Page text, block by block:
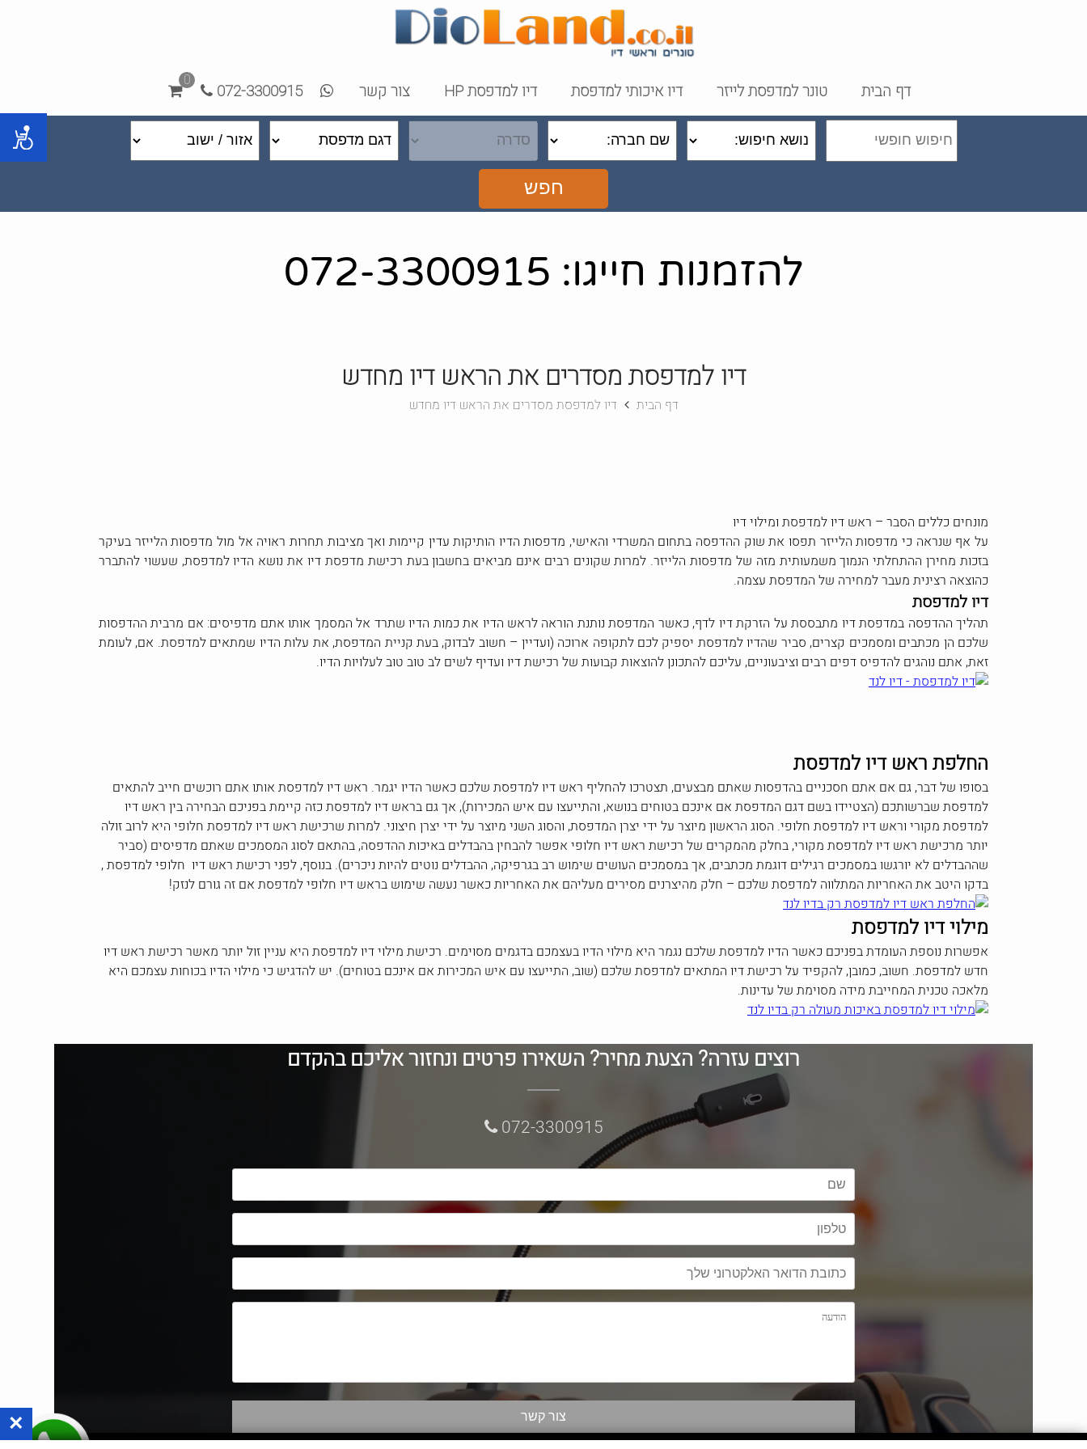
דף הבית טונר למדפסת לייזר דיו איכותי למדפסת דיו למדפסת HP צור קשר 072-3300915
0
חפש
להזמנות חייגו: 072-3300915
דיו למדפסת מסדרים את הראש דיו מחדש
דף הבית דיו למדפסת מסדרים את הראש דיו מחדש
מונחים כללים הסבר – ראש דיו למדפסת ומילוי דיו
על אף שנראה כי מדפסות הלייזר תפסו את שוק ההדפסה בתחום המשרדי והאישי, מדפסות הדיו הותיקות עדין קיימות ואך מציבות תחרות ראויה אל מול מדפסות הלייזר בעיקר
בזכות מחירן ההתחלתי הנמוך משמעותית מזה של מדפסות הלייזר. למרות שקונים רבים אינם מביאים בחשבון בעת רכישת מדפסת דיו את נושא הדיו למדפסת, שעשוי להתברר
כהוצאה רצינית מעבר למחירה של המדפסת עצמה.
דיו למדפסת
תהליך ההדפסה במדפסת דיו מתבססת על הזרקת דיו לדף, כאשר המדפסת נותנת הוראה לראש הדיו את כמות הדיו שתרד אל המסמך אותו אתם מדפיסים: אם מרבית ההדפסות
שלכם הן מכתבים ומסמכים קצרים, סביר שהדיו למדפסת יספיק לכם לתקופה ארוכה (ועדיין – חשוב לבדוק, בעת קניית המדפסת, את עלות הדיו שמתאים למדפסת. אם, לעומת
זאת, אתם נוהגים להדפיס דפים רבים וציבעוניים, עליכם להתכונן להוצאות קבועות של רכישת דיו ועדיף לשים לב טוב טוב לעלויות הדיו.
החלפת ראש דיו למדפסת
בסופו של דבר, גם אם אתם חסכניים בהדפסות שאתם מבצעים, תצטרכו להחליף ראש דיו למדפסת שלכם כאשר הדיו יגמר. ראש דיו למדפסת אותו אתם רוכשים חייב להתאים
למדפסת שברשותכם (הצטיידו בשם דגם המדפסת אם אינכם בטוחים בנושא, והתייעצו עם איש המכירות), אך גם בראש דיו למדפסת כזה קיימת בפניכם הבחירה בין ראש דיו
למדפסת מקורי וראש דיו למדפסת חלופי. הסוג הראשון מיוצר על ידי יצרן המדפסת, והסוג השני מיוצר על ידי יצרן חיצוני. למרות שרכישת ראש דיו למדפסת חלופי היא לרוב זולה
יותר מרכישת ראש דיו למדפסת מקורי, בחלק מהמקרים של רכישת ראש דיו חלופי אפשר להבחין בהבדלים באיכות ההדפסה, בהתאם לסוג המסמכים שאתם מדפיסים (סביר
שההבדלים לא יורגשו במסמכים רגילים דוגמת מכתבים, אך במסמכים העושים שימוש רב בגרפיקה, ההבדלים נוטים להיות ניכרים). בנוסף, לפני רכישת ראש דיו חלופי למדפסת ,
בדקו היטב את האחריות המתלווה למדפסת שלכם – חלק מהיצרנים מסירים מעליהם את האחריות כאשר נעשה שימוש בראש דיו חלופי למדפסת אם זה גורם לנזק!
מילוי דיו למדפסת
אפשרות נוספת העומדת בפניכם כאשר הדיו למדפסת שלכם נגמר היא מילוי הדיו בעצמכם בדגמים מסוימים. רכישת מילוי דיו למדפסת היא עניין זול יותר מאשר רכישת ראש דיו
חדש למדפסת. חשוב, כמובן, להקפיד על רכישת דיו המתאים למדפסת שלכם (שוב, התייעצו עם איש המכירות אם אינכם בטוחים). יש להדגיש כי מילוי הדיו בכוחות עצמכם היא
מלאכה טכנית המחייבת מידה מסוימת של עדינות.
רוצים עזרה? הצעת מחיר? השאירו פרטים ונחזור אליכם בהקדם
072-3300915
×